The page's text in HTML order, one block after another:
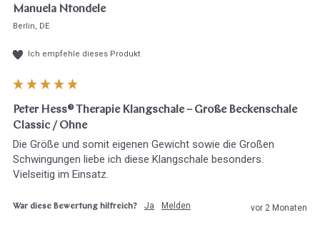
Manuela Ntondele
Berlin, DE
Ich empfehle dieses Produkt
Peter Hess® Therapie Klangschale – Große Beckenschale
Classic / Ohne
Die Größe und somit eigenen Gewicht sowie die Großen
Schwingungen liebe ich diese Klangschale besonders.
Vielseitig im Einsatz.
War diese Bewertung hilfreich? Ja Melden vor 2 Monaten